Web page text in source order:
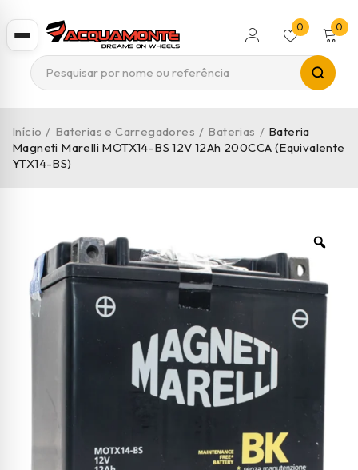
0 0
Início / Baterias e Carregadores / Baterias / Bateria
Magneti Marelli MOTX14-BS 12V 12Ah 200CCA (Equivalente
YTX14-BS)